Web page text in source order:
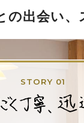
の出会い、
STORY 01